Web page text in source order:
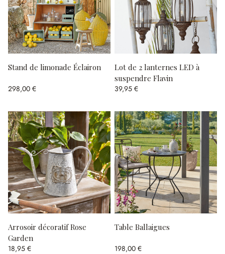
Stand de limonade Éclairon
298,00 €
Lot de 2 lanternes LED à
suspendre Flavin
39,95 €
Arrosoir décoratif Rose
Garden
18,95 €
Table Ballaigues
198,00 €